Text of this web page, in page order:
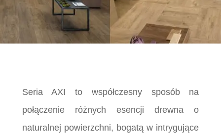
Seria AXI to współczesny sposób na
połączenie różnych esencji drewna o
naturalnej powierzchni, bogatą w intrygujące